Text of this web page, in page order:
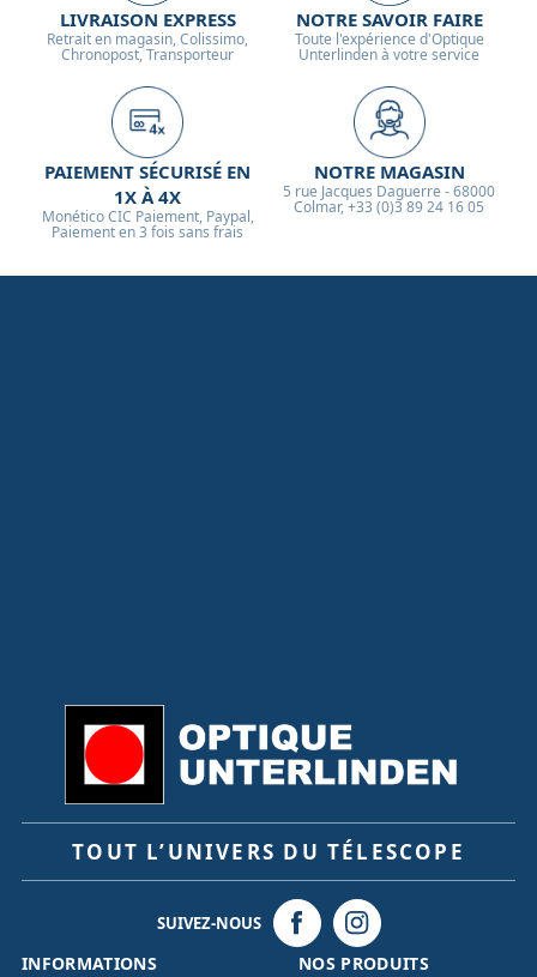
LIVRAISON EXPRESS
Retrait en magasin, Colissimo,
Chronopost, Transporteur
NOTRE SAVOIR FAIRE
Toute l'expérience d'Optique
Unterlinden à votre service
PAIEMENT SÉCURISÉ EN
1X À 4X
Monético CIC Paiement, Paypal,
Paiement en 3 fois sans frais
NOTRE MAGASIN
5 rue Jacques Daguerre - 68000
Colmar, +33 (0)3 89 24 16 05
TOUT L’UNIVERS DU TÉLESCOPE
SUIVEZ-NOUS
INFORMATIONS NOS PRODUITS